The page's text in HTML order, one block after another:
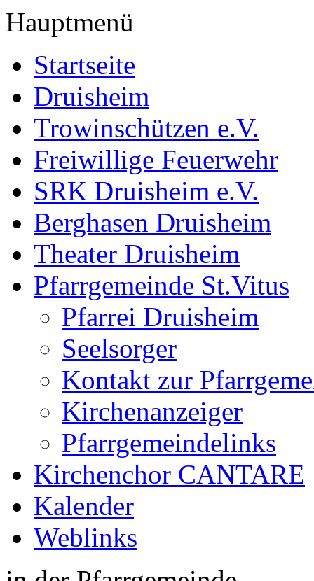
Hauptmenü
Startseite
Druisheim
Trowinschützen e.V.
Freiwillige Feuerwehr
SRK Druisheim e.V.
Berghasen Druisheim
Theater Druisheim
Pfarrgemeinde St.Vitus
Pfarrei Druisheim
Seelsorger
Kontakt zur
Kirchenanzeiger
Pfarrgemeindelinks
Kirchenchor CANTARE
Kalender
Weblinks